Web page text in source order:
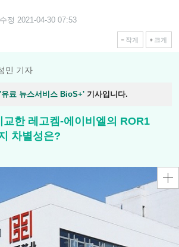
수정 2021-04-30 07:53
작게 크게
민 기자
'유료 뉴스서비스 BioS+' 기사입니다.
교한 레고켐-에이비엘의 ROR1
차별성은?